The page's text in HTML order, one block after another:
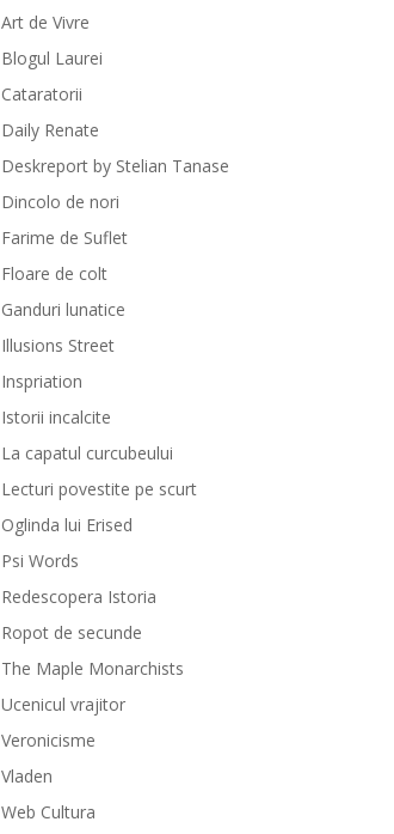
Art de Vivre
Blogul Laurei
Cataratorii
Daily Renate
Deskreport by Stelian Tanase
Dincolo de nori
Farime de Suflet
Floare de colt
Ganduri lunatice
Illusions Street
Inspriation
Istorii incalcite
La capatul curcubeului
Lecturi povestite pe scurt
Oglinda lui Erised
Psi Words
Redescopera Istoria
Ropot de secunde
The Maple Monarchists
Ucenicul vrajitor
Veronicisme
Vladen
Web Cultura